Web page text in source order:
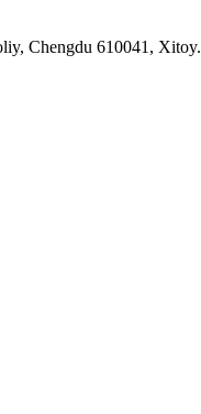
Chengdu 610041, Xitoy.